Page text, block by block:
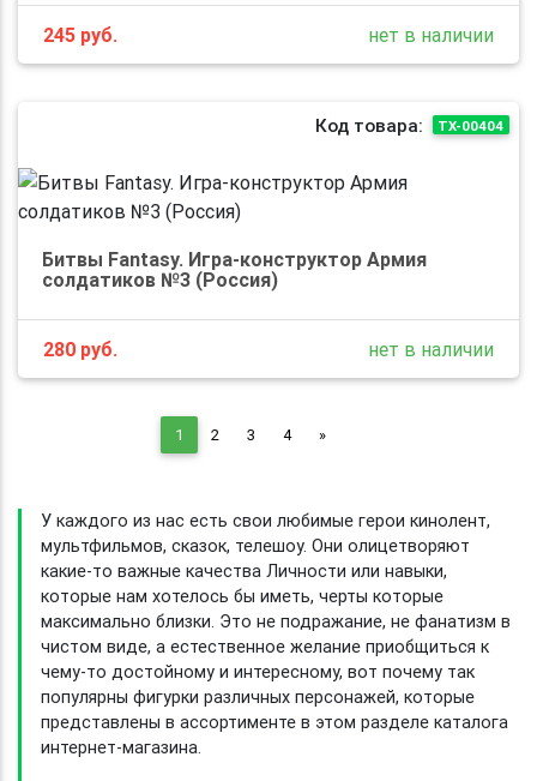
245 руб. нет в наличии
Код товара: TХ-00404
Битвы Fantasy. Игра-конструктор Армия
солдатиков №3 (Россия)
280 руб. нет в наличии
1 2 3 4 »Next
У каждого из нас есть свои любимые герои кинолент,
мультфильмов, сказок, телешоу. Они олицетворяют
какие-то важные качества Личности или навыки,
которые нам хотелось бы иметь, черты которые
максимально близки. Это не подражание, не фанатизм в
чистом виде, а естественное желание приобщиться к
чему-то достойному и интересному, вот почему так
популярны фигурки различных персонажей, которые
представлены в ассортименте в этом разделе каталога
интернет-магазина.